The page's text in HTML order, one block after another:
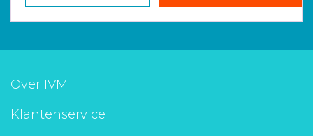
Over IVM
Klantenservice